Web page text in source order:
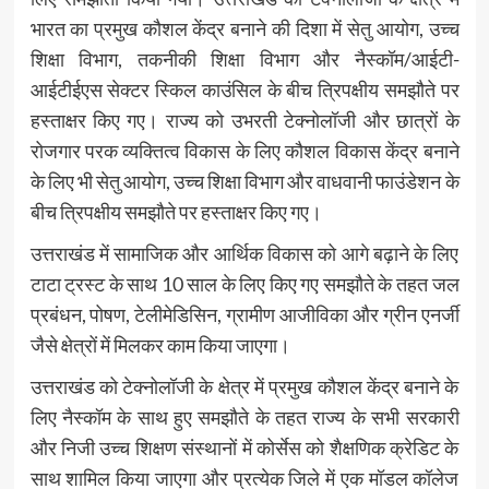
भारत का प्रमुख कौशल केंद्र बनाने की दिशा में सेतु आयोग, उच्च
शिक्षा विभाग, तकनीकी शिक्षा विभाग और नैस्कॉम/आईटी-
आईटीईएस सेक्टर स्किल काउंसिल के बीच त्रिपक्षीय समझौते पर
हस्ताक्षर किए गए। राज्य को उभरती टेक्नोलॉजी और छात्रों के
रोजगार परक व्यक्तित्व विकास के लिए कौशल विकास केंद्र बनाने
के लिए भी सेतु आयोग, उच्च शिक्षा विभाग और वाधवानी फाउंडेशन के
बीच त्रिपक्षीय समझौते पर हस्ताक्षर किए गए।
उत्तराखंड में सामाजिक और आर्थिक विकास को आगे बढ़ाने के लिए
टाटा ट्रस्ट के साथ 10 साल के लिए किए गए समझौते के तहत जल
प्रबंधन, पोषण, टेलीमेडिसिन, ग्रामीण आजीविका और ग्रीन एनर्जी
जैसे क्षेत्रों में मिलकर काम किया जाएगा।
उत्तराखंड को टेक्नोलॉजी के क्षेत्र में प्रमुख कौशल केंद्र बनाने के
लिए नैस्कॉम के साथ हुए समझौते के तहत राज्य के सभी सरकारी
और निजी उच्च शिक्षण संस्थानों में कोर्सेस को शैक्षणिक क्रेडिट के
साथ शामिल किया जाएगा और प्रत्येक जिले में एक मॉडल कॉलेज